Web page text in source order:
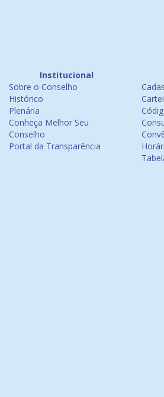
Institucional
Sobre o Conselho
Histórico
Plenária
Conheça Melhor Seu
Conselho
Portal da Transparência